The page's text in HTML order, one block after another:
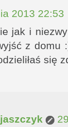
2013 22:53
jak i
z domu
się